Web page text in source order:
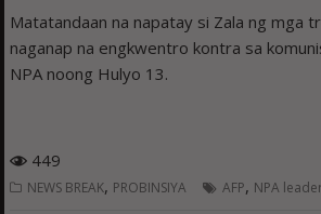
Matatandaan na napatay si Zala ng mga
naganap na engkwentro kontra sa
NPA noong Hulyo 13.
449
NEWS BREAK, PROBINSIYA AFP, NPA